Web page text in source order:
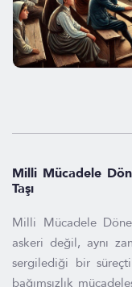
Milli Mücadele
Taşı
Milli Mücadele
askeri değil, aynı
sergilediği bir
bağımsızlık